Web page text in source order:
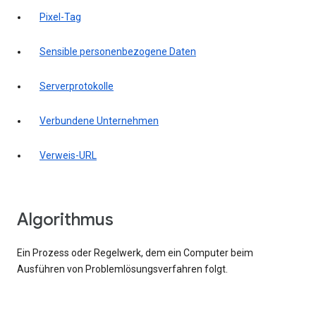
Pixel-Tag
Sensible personenbezogene Daten
Serverprotokolle
Verbundene Unternehmen
Verweis-URL
Algorithmus
Ein Prozess oder Regelwerk, dem ein Computer beim
Ausführen von Problemlösungsverfahren folgt.